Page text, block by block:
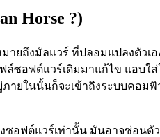
Horse ?)
ายถึงมัลแวร์ ที่ปลอมแปลงตัวเอ
ล์ซอฟต์แวร์เดิมมาแก้ไข แอบใ
ยในนั้นก็จะเข้าถึงระบบคอมพิ
ซอฟต์แวร์เท่านั้น มันอาจซ่อนตั